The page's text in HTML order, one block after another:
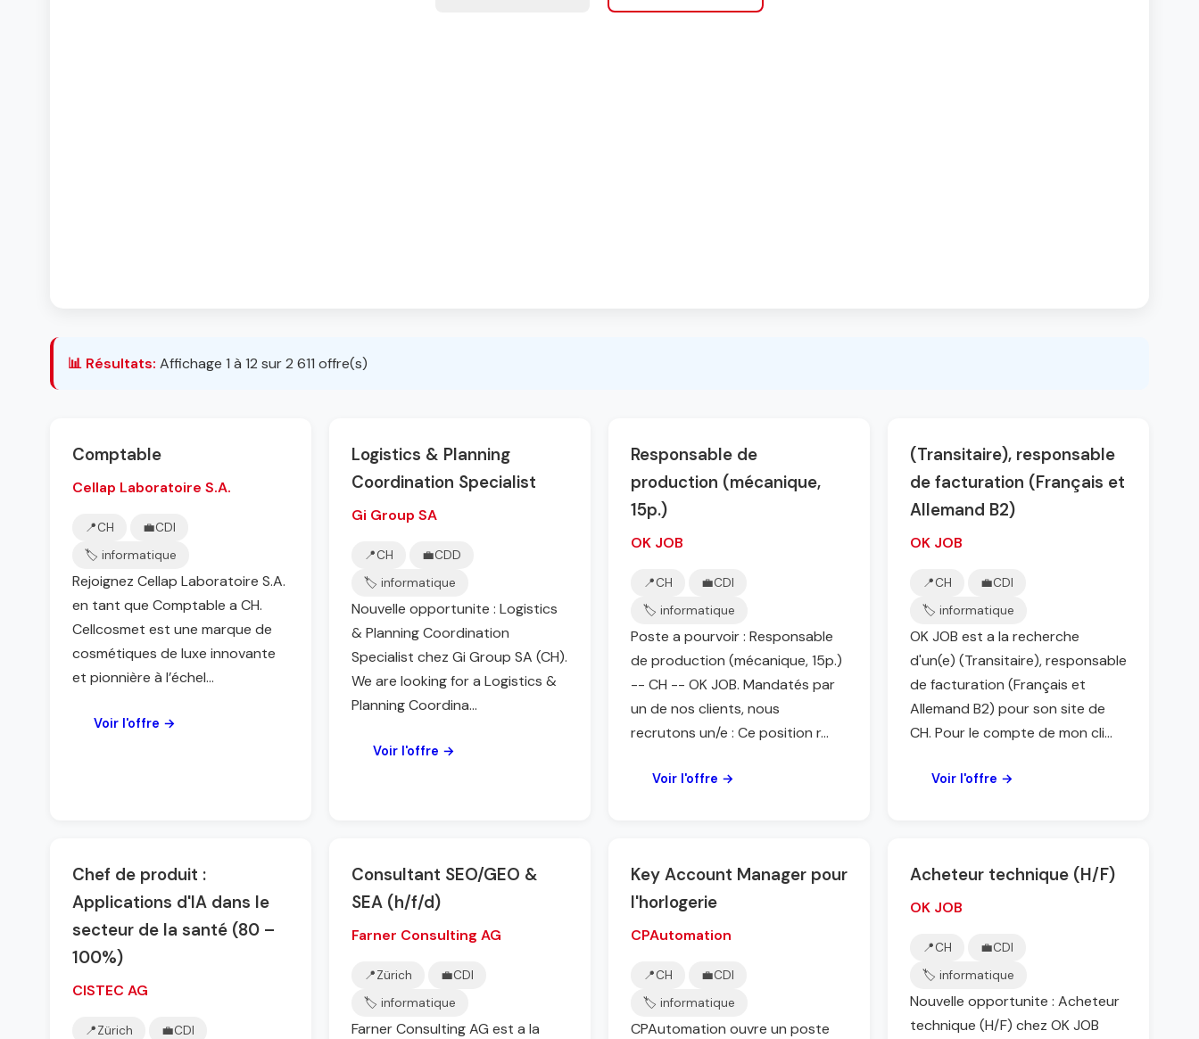
📊 Résultats: Affichage 1 à 12 sur 2 611 offre(s)
Comptable
Cellap Laboratoire S.A.
📍CH 💼CDI
🏷️ informatique
Rejoignez Cellap Laboratoire S.A.
en tant que Comptable a CH.
Cellcosmet est une marque de
cosmétiques de luxe innovante
et pionnière à l’échel...
Voir l'offre →
Logistics & Planning
Coordination Specialist
Gi Group SA
📍CH 💼CDD
🏷️ informatique
Nouvelle opportunite : Logistics
& Planning Coordination
Specialist chez Gi Group SA (CH).
We are looking for a Logistics &
Planning Coordina...
Voir l'offre →
Responsable de
production (mécanique,
15p.)
OK JOB
📍CH 💼CDI
🏷️ informatique
Poste a pourvoir : Responsable
de production (mécanique, 15p.)
-- CH -- OK JOB. Mandatés par
un de nos clients, nous
recrutons un/e : Ce position r...
Voir l'offre →
(Transitaire), responsable
de facturation (Français et
Allemand B2)
OK JOB
📍CH 💼CDI
🏷️ informatique
OK JOB est a la recherche
d'un(e) (Transitaire), responsable
de facturation (Français et
Allemand B2) pour son site de
CH. Pour le compte de mon cli...
Voir l'offre →
Chef de produit :
Applications d'IA dans le
secteur de la santé (80 –
100%)
CISTEC AG
📍Zürich 💼CDI
Consultant SEO/GEO &
SEA (h/f/d)
Farner Consulting AG
📍Zürich 💼CDI
🏷️ informatique
Farner Consulting AG est a la
Key Account Manager pour
l'horlogerie
CPAutomation
📍CH 💼CDI
🏷️ informatique
CPAutomation ouvre un poste
Acheteur technique (H/F)
OK JOB
📍CH 💼CDI
🏷️ informatique
Nouvelle opportunite : Acheteur
technique (H/F) chez OK JOB